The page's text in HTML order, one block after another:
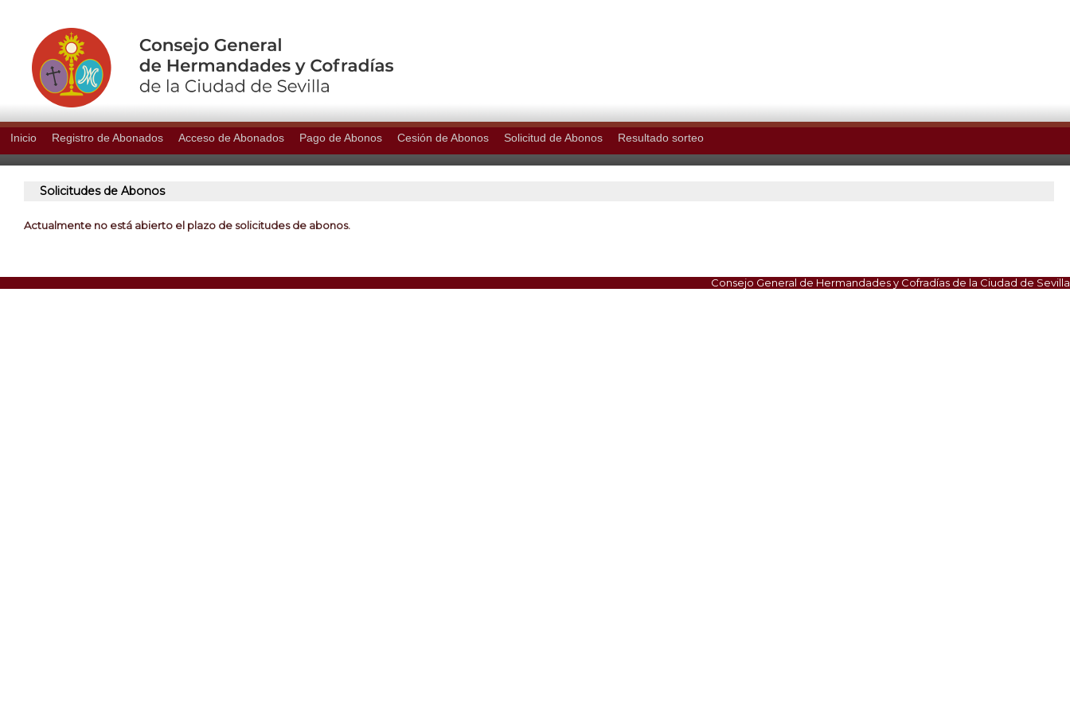
Inicio Registro de Abonados Acceso de Abonados Pago de Abonos Cesión de Abonos Solicitud de Abonos Resultado sorteo
Solicitudes de Abonos
Actualmente no está abierto el plazo de solicitudes de abonos.
Consejo General de Hermandades y Cofradías de la Ciudad de Sevilla